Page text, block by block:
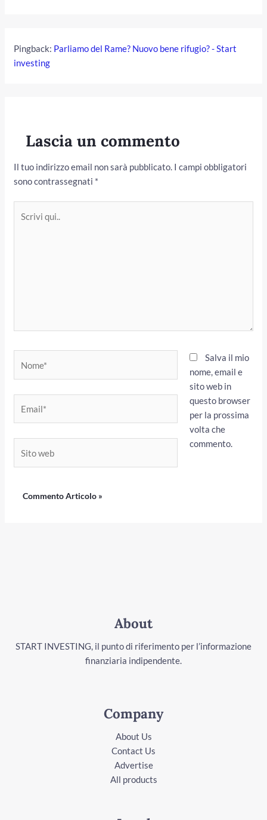
Pingback: Parliamo del Rame? Nuovo bene rifugio? - Start
investing
Lascia un commento
Il tuo indirizzo email non sarà pubblicato. I campi obbligatori
sono contrassegnati *
qui..
web
Salva il mio
nome, email e
sito web in
questo browser
per la prossima
volta che
commento.
About
START INVESTING, il punto di riferimento per l’informazione
finanziaria indipendente.
Company
About Us
Contact Us
Advertise
All products